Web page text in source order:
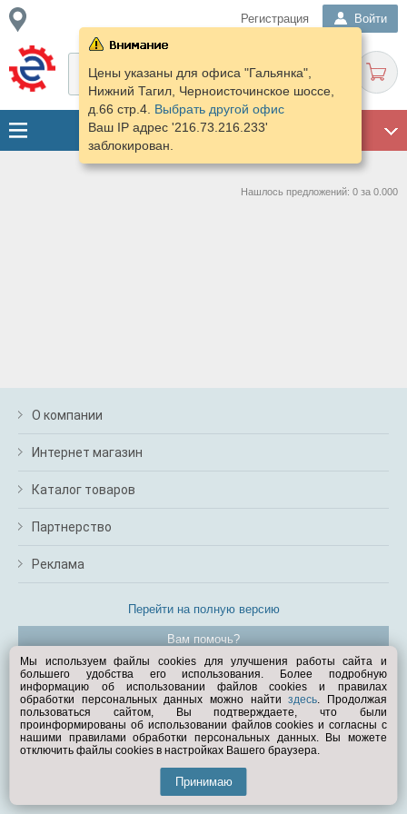
Регистрация Войти
Цены указаны для офиса "Гальянка",
Нижний Тагил, Черноисточинское шоссе,
д.66 стр.4. Выбрать другой офис
Ваш IP адрес '216.73.216.233'
заблокирован.
Нашлось предложений: 0 за 0.000
О компании
Интернет магазин
Каталог товаров
Партнерство
Реклама
Перейти на полную версию
Вам помочь?
© Exist.ru 1998—2026
Мы используем файлы cookies для улучшения работы сайта и
большего удобства его использования. Более подробную
информацию об использовании файлов cookies и правилах
обработки персональных данных можно найтиздесь. Продолжая
пользоваться сайтом, Вы подтверждаете, что были
проинформированы об использовании файлов cookies и согласны с
нашими правилами обработки персональных данных. Вы можете
отключить файлы cookies в настройках Вашего браузера.
Принимаю